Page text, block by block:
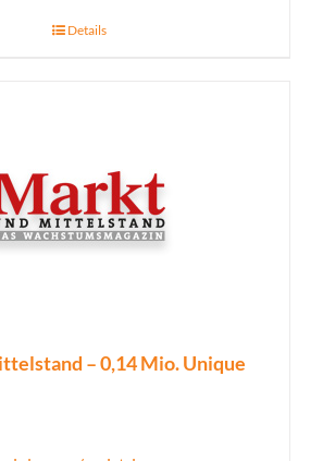
Details
– 0,14 Mio. Unique